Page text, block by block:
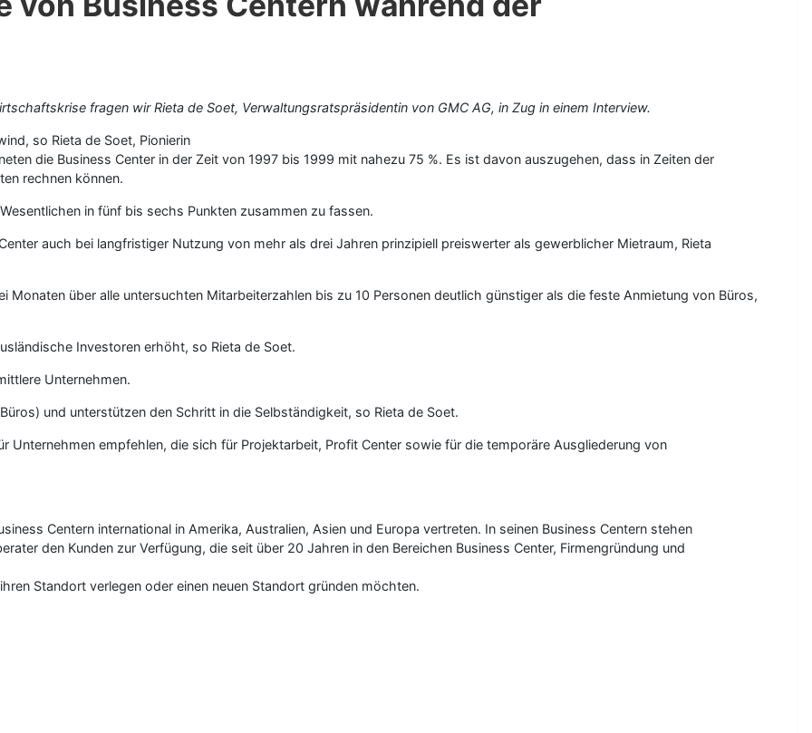
fragen wir Rieta de Soet, Verwaltungsratspräsidentin von GMC AG, in Zug in einem Interview.
so Rieta de Soet, Pionierin
die Business Center in der Zeit von 1997 bis 1999 mit nahezu 75 %. Es ist davon auszugehen, dass in Zeiten der
rechnen können.
in fünf bis sechs Punkten zusammen zu fassen.
auch bei langfristiger Nutzung von mehr als drei Jahren prinzipiell preiswerter als gewerblicher Mietraum, Rieta
Monaten über alle untersuchten Mitarbeiterzahlen bis zu 10 Personen deutlich günstiger als die feste Anmietung von Büros,
Investoren erhöht, so Rieta de Soet.
Unternehmen.
und unterstützen den Schritt in die Selbständigkeit, so Rieta de Soet.
Unternehmen empfehlen, die sich für Projektarbeit, Profit Center sowie für die temporäre Ausgliederung von
Centern international in Amerika, Australien, Asien und Europa vertreten. In seinen Business Centern stehen
den Kunden zur Verfügung, die seit über 20 Jahren in den Bereichen Business Center, Firmengründung und
Standort verlegen oder einen neuen Standort gründen möchten.